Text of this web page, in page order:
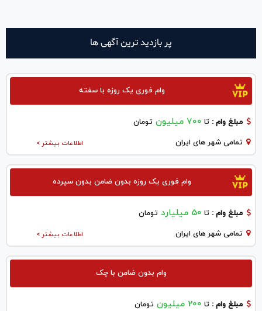
پر بازدید ترین آگهی ها
وام فوری یک روزه با سفته
مبلغ وام : تا 700 میلیون تومان
اطلاعات بیشتر > تمامی شهر های ایران
وام فوری یک روزه بدون ضامن بدون سپرده
مبلغ وام : تا 50 میلیارد تومان
اطلاعات بیشتر > تمامی شهر های ایران
وام بدون ضامن با چک
مبلغ وام : تا 200 میلیون تومان